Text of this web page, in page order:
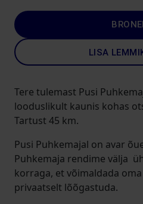
LISA
Tere tulemast Pusi
looduslikult kaunis kohas
Tartust 45 km.
Pusi Puhkemajal on avar
Puhkemaja rendime välja
korraga, et võimaldada
privaatselt lõõgastuda.